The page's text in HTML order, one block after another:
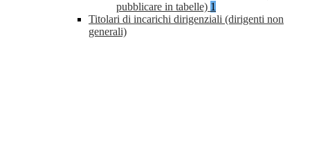
pubblicare in tabelle) 1
Titolari di incarichi dirigenziali (dirigenti non
generali)